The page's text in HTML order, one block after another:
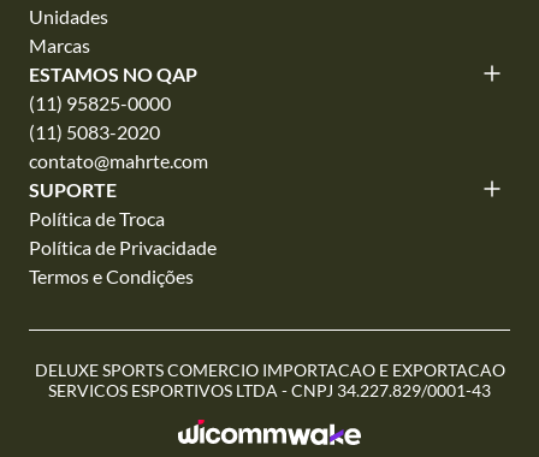
Unidades
Marcas
ESTAMOS NO QAP
(11) 95825-0000
(11) 5083-2020
contato@mahrte.com
SUPORTE
Política de Troca
Política de Privacidade
Termos e Condições
DELUXE SPORTS COMERCIO IMPORTACAO E EXPORTACAO
SERVICOS ESPORTIVOS LTDA - CNPJ 34.227.829/0001-43